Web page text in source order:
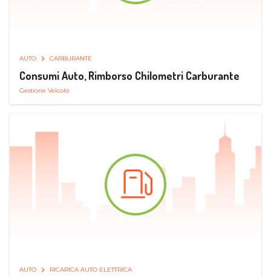
AUTO CARBURANTE
Consumi Auto, Rimborso Chilometri Carburante
Gestione Veicolo
AUTO RICARICA AUTO ELETTRICA